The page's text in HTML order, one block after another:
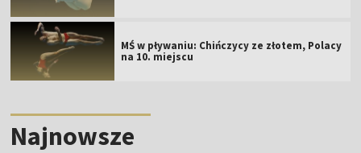
MŚ w pływaniu: Chińczycy ze złotem, Polacy
na 10. miejscu
Najnowsze